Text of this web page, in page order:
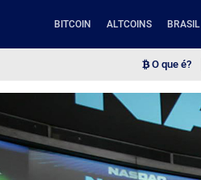
BITCOIN ALTCOINS BRASIL
O que é?